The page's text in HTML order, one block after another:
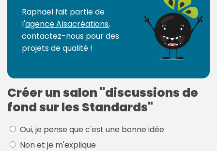
Raphael fait partie de
l'agence Alsacréations,
contactez-nous pour des
projets de qualité !
Créer un salon "discussions de
fond sur les Standards"
Oui, je pense que c'est une bonne idée
Non et je m'explique